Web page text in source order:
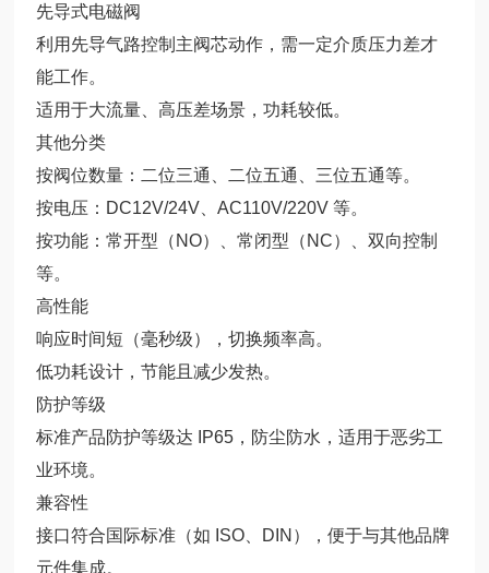
先导式电磁阀
利用先导气路控制主阀芯动作，需一定介质压力差才
能工作。
适用于大流量、高压差场景，功耗较低。
其他分类
按阀位数量：二位三通、二位五通、三位五通等。
按电压：DC12V/24V、AC110V/220V 等。
按功能：常开型（NO）、常闭型（NC）、双向控制
等。
高性能
响应时间短（毫秒级），切换频率高。
低功耗设计，节能且减少发热。
防护等级
标准产品防护等级达 IP65，防尘防水，适用于恶劣工
业环境。
兼容性
接口符合国际标准（如 ISO、DIN），便于与其他品牌
元件集成。